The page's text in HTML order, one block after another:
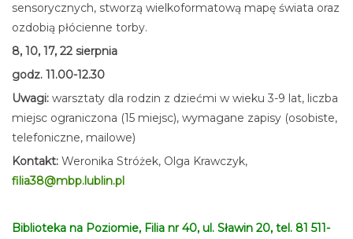
sensorycznych, stworzą wielkoformatową mapę świata oraz
ozdobią płócienne torby.
8, 10, 17, 22 sierpnia
godz. 11.00-12.30
Uwagi: warsztaty dla rodzin z dziećmi w wieku 3-9 lat, liczba
miejsc ograniczona (15 miejsc), wymagane zapisy (osobiste,
telefoniczne, mailowe)
Kontakt: Weronika Stróżek, Olga Krawczyk,
filia38@mbp.lublin.pl
Biblioteka na Poziomie, Filia nr 40, ul. Sławin 20, tel. 81 511-